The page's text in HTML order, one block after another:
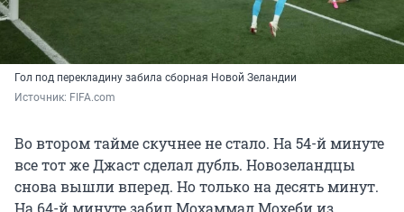
Гол под перекладину забила сборная Новой Зеландии
Источник: FIFA.com
Во втором тайме скучнее не стало. На 54-й минуте
все тот же Джаст сделал дубль. Новозеландцы
снова вышли вперед. Но только на десять минут.